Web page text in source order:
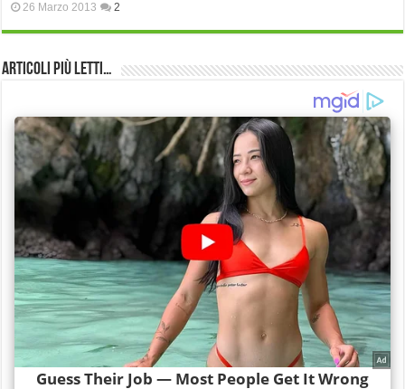
26 Marzo 2013 2
Articoli più Letti…